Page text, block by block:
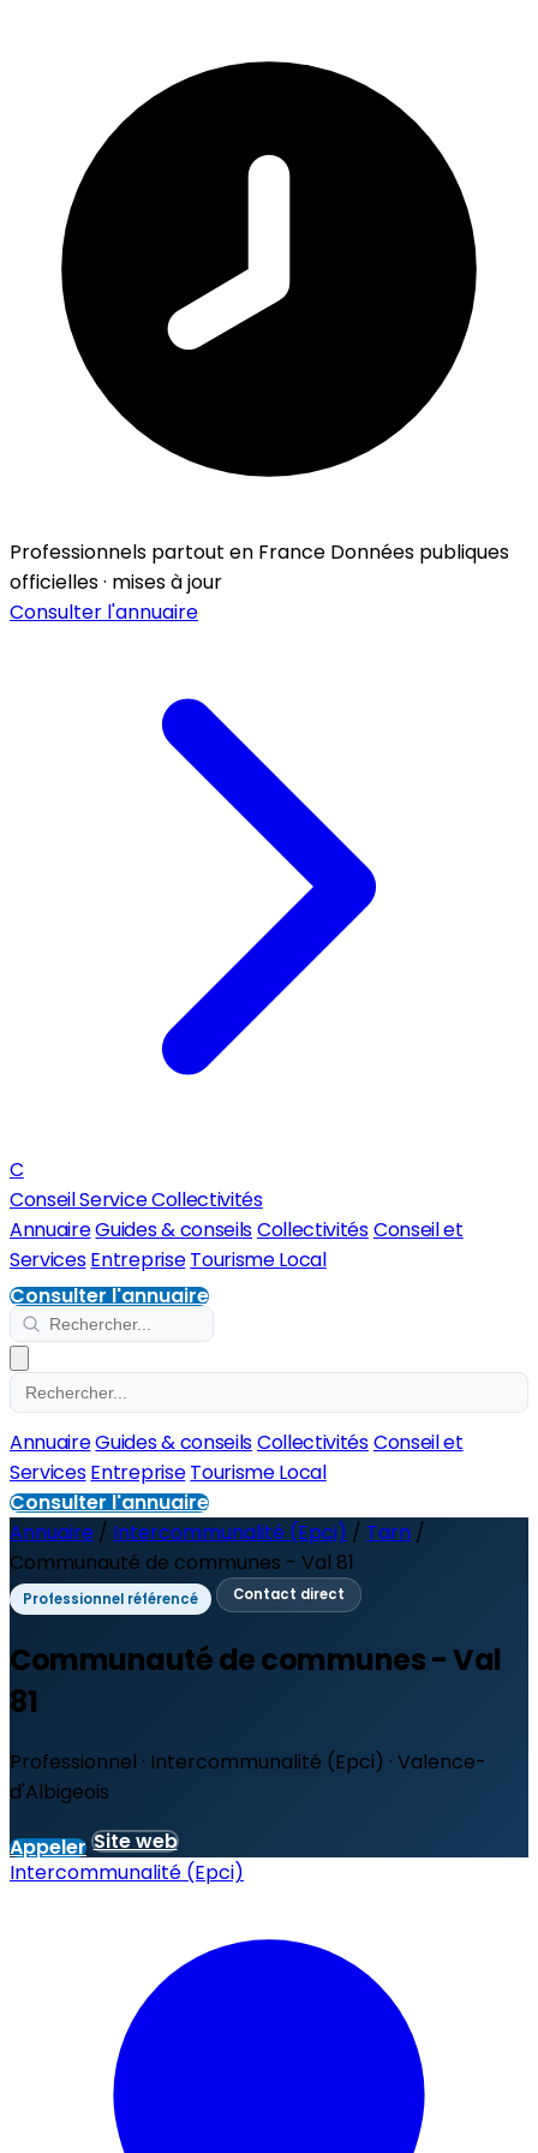
Professionnels partout en France Données publiques
officielles · mises à jour
Consulter l'annuaire
C
Conseil Service Collectivités
AnnuaireGuides & conseilsCollectivitésConseil et
ServicesEntreprise Tourisme Local
Consulter l'annuaire
AnnuaireGuides & conseilsCollectivitésConseil et
ServicesEntreprise Tourisme Local
Consulter l'annuaire
Annuaire / Intercommunalité (Epci) / Tarn /
Communauté de communes - Val 81
Professionnel référencé Contact direct
Communauté de communes - Val
81
Professionnel · Intercommunalité (Epci) · Valence-
d'Albigeois
Appeler Site web
Intercommunalité (Epci)